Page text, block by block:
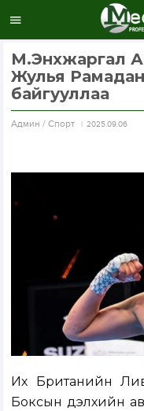
М.Энхжаргал
Жулья
байгууллаа
Aдмин / Спорт 2025.09.06
Их Британийн
Боксын дэлхийн